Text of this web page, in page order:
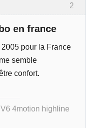
2
en france
pour la France
semble
confort.
4motion highline